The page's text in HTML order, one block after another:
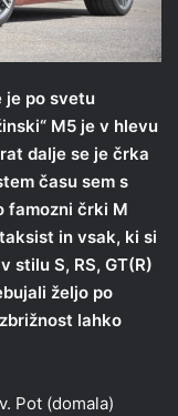
je po svetu
M5 je v hlevu
dalje se je črka
času sem s
famozni črki M
in vsak, ki si
stilu S, RS, GT(R)
željo po
lahko
Pot (domala)